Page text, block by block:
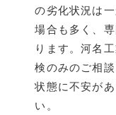
の劣化状況は
場合も多く、
ります。河名
検のみのご相
状態に不安が
い。